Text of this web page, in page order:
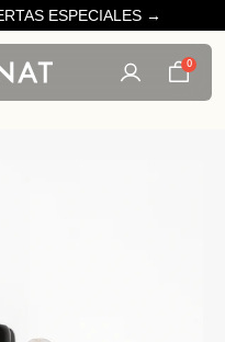
ESPECIALES →
0